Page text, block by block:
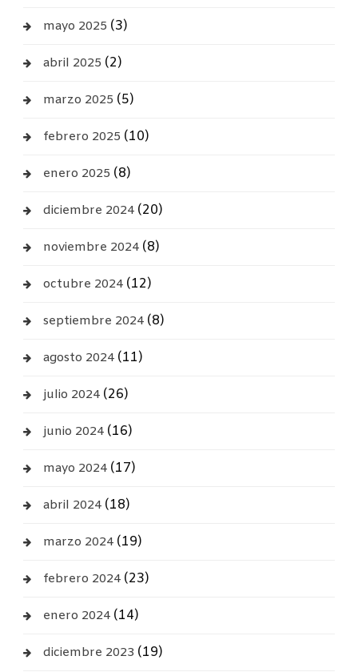
mayo 2025 (3)
abril 2025 (2)
marzo 2025 (5)
febrero 2025 (10)
enero 2025 (8)
diciembre 2024(20)
noviembre 2024(8)
octubre 2024(12)
septiembre 2024(8)
agosto 2024(11)
julio 2024(26)
junio 2024(16)
mayo 2024(17)
abril 2024(18)
marzo 2024(19)
febrero 2024(23)
enero 2024(14)
diciembre 2023 (19)